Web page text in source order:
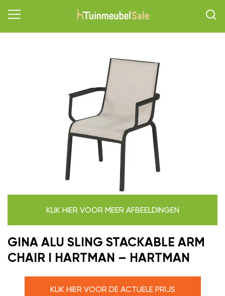
KLIK HIER VOOR MEER AFBEELDINGEN
GINA ALU SLING STACKABLE ARM
CHAIR I HARTMAN – HARTMAN
KLIK HIER VOOR DE ACTUELE PRIJS